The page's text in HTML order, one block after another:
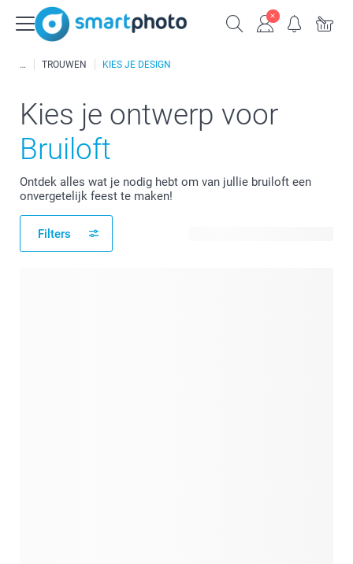
TROUWEN KIES JE DESIGN
Kies je ontwerp voor
Bruiloft
Ontdek alles wat je nodig hebt om van jullie bruiloft een
onvergetelijk feest te maken!
Filters